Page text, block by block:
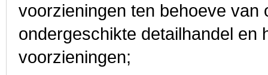
voorzieningen ten behoeve
ondergeschikte detailhandel en
voorzieningen;